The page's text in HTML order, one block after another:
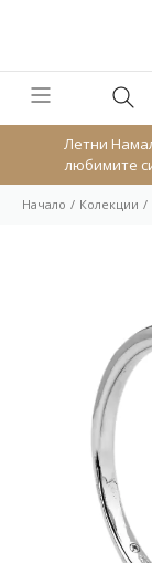
Летни
любимите
Начало Колекции